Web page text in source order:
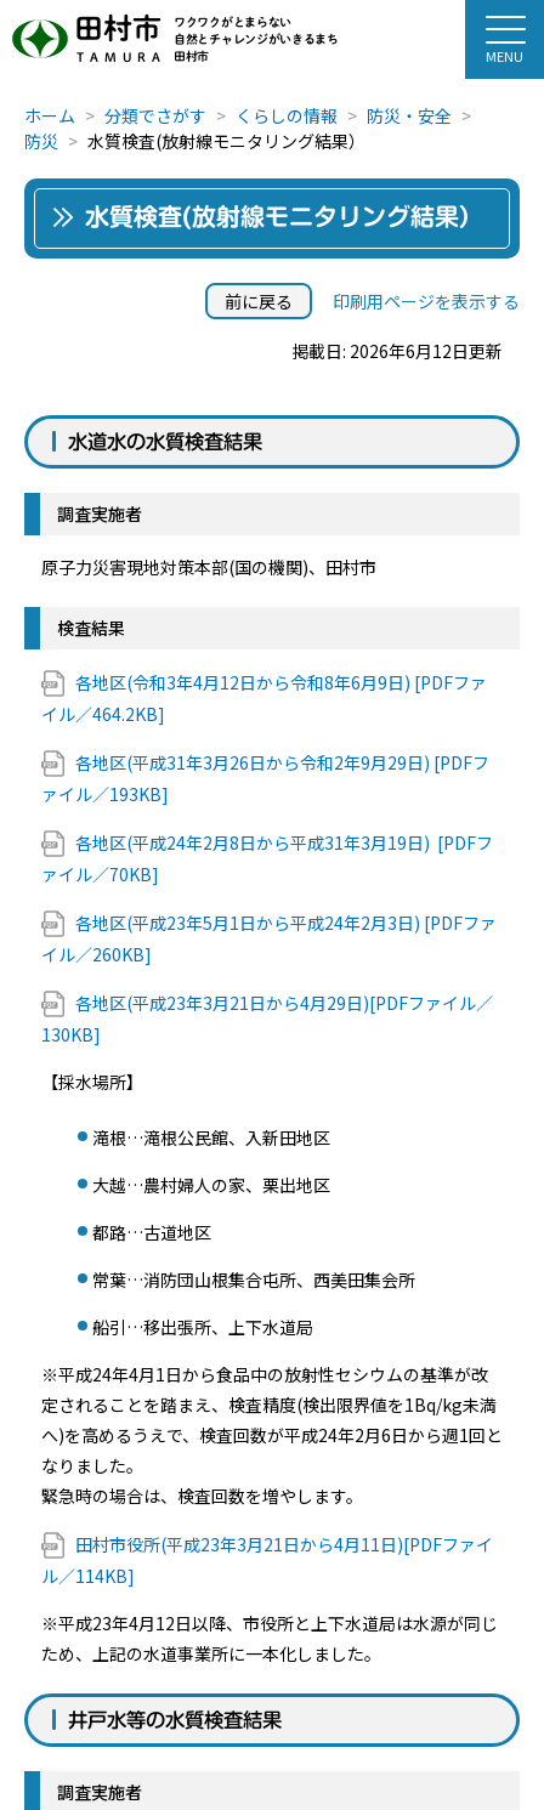
田村市
TAMURA
ワクワクがとまらない
自然とチャレンジがいきるまち
田村市
ホーム 分類でさがす くらしの情報
防災・安全
防災
水質検査(放射線モニタリング結果）
水質検査(放射線モニタリング結果）
前に戻る 印刷用ページを表示する
掲載日: 2026年6月12日更新
水道水の水質検査結果
調査実施者
原子力災害現地対策本部(国の機関)、田村市
検査結果
各地区(令和3年4月12日から令和8年6月9日) [PDFファ
イル／464.2KB]
各地区(平成31年3月26日から令和2年9月29日) [PDFフ
ァイル／193KB]
各地区(平成24年2月8日から平成31年3月19日) [PDFフ
ァイル／70KB]
各地区(平成23年5月1日から平成24年2月3日) [PDFファ
イル／260KB]
各地区(平成23年3月21日から4月29日)[PDFファイル／
130KB]
【採水場所】
滝根…滝根公民館、入新田地区
大越…農村婦人の家、栗出地区
都路…古道地区
常葉…消防団山根集合屯所、西美田集会所
船引…移出張所、上下水道局
※平成24年4月1日から食品中の放射性セシウムの基準が改
定されることを踏まえ、検査精度(検出限界値を1Bq/kg未満
へ)を高めるうえで、検査回数が平成24年2月6日から週1回と
なりました。
緊急時の場合は、検査回数を増やします。
田村市役所(平成23年3月21日から4月11日)[PDFファイ
ル／114KB]
※平成23年4月12日以降、市役所と上下水道局は水源が同じ
ため、上記の水道事業所に一本化しました。
井戸水等の水質検査結果
調査実施者